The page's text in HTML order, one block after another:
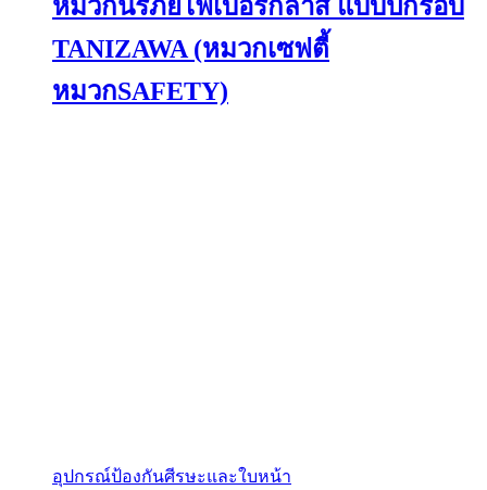
The
options
may
be
chosen
หมวกนิรภัยไฟเบอร์กลาส แบบปีกรอบ
TANIZAWA (หมวกเซฟตี้
หมวกSAFETY)
อุปกรณ์ป้องกันศีรษะและใบหน้า